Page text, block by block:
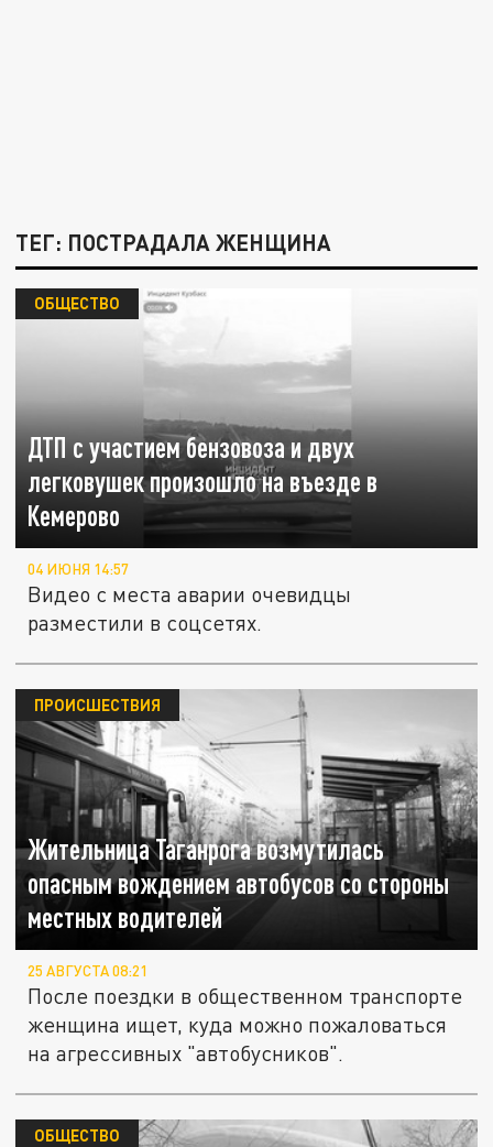
ТЕГ: ПОСТРАДАЛА ЖЕНЩИНА
ДТП с участием бензовоза и двух
легковушек произошло на въезде в
Кемерово
ОБЩЕСТВО
04 ИЮНЯ 14:57
Видео с места аварии очевидцы
разместили в соцсетях.
Жительница Таганрога возмутилась
опасным вождением автобусов со стороны
местных водителей
ПРОИСШЕСТВИЯ
25 АВГУСТА 08:21
После поездки в общественном транспорте
женщина ищет, куда можно пожаловаться
на агрессивных "автобусников".
ОБЩЕСТВО